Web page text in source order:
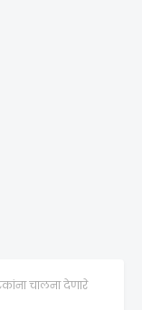
चालना देणारे